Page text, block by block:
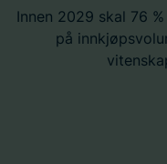
Innen 2029 skal 76
på